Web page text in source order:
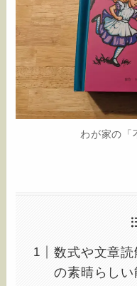
わが家の「
数式や文章
の素晴らしい